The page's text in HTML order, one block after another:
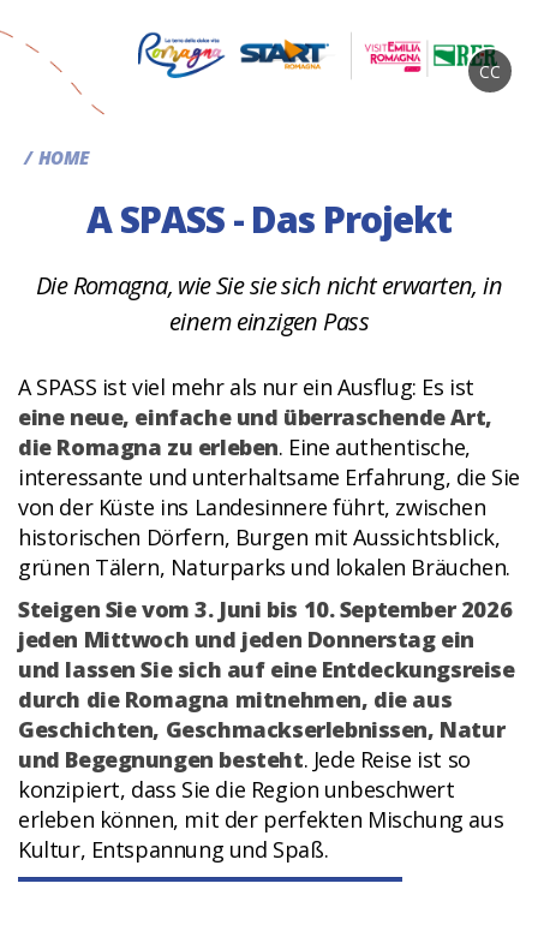
CC
HOME
A SPASS - Das Projekt
Die Romagna, wie Sie sie sich nicht erwarten, in
einem einzigen Pass
A SPASS ist viel mehr als nur ein Ausflug: Es ist
eine neue, einfache und überraschende Art,
die Romagna zu erleben. Eine authentische,
interessante und unterhaltsame Erfahrung, die Sie
von der Küste ins Landesinnere führt, zwischen
historischen Dörfern, Burgen mit Aussichtsblick,
grünen Tälern, Naturparks und lokalen Bräuchen.
Steigen Sie vom 3. Juni bis 10. September 2026
jeden Mittwoch und jeden Donnerstag ein
und lassen Sie sich auf eine Entdeckungsreise
durch die Romagna mitnehmen, die aus
Geschichten, Geschmackserlebnissen, Natur
und Begegnungen besteht. Jede Reise ist so
konzipiert, dass Sie die Region unbeschwert
erleben können, mit der perfekten Mischung aus
Kultur, Entspannung und Spaß.